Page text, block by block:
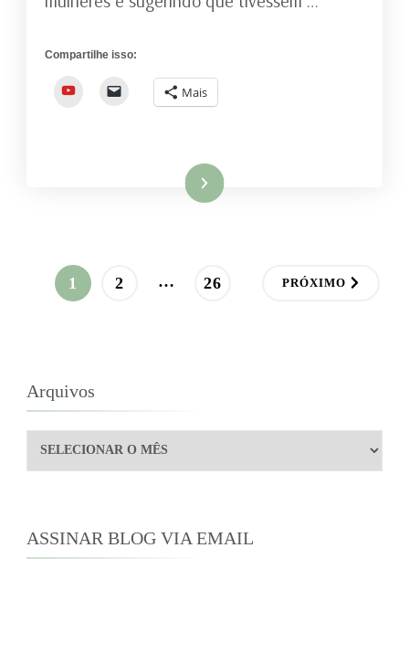
Compartilhe isso:
YouTube Mais
Ler mais
Paginação
posts
PÁGINA
1 PÁGINA
2 … PÁGINA
26 PRÓXIMO
Arquivos
Arquivos
ASSINAR BLOG VIA EMAIL